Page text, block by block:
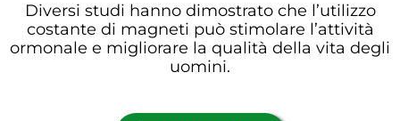
Diversi studi hanno dimostrato che l’utilizzo
costante di magneti può stimolare l’attività
ormonale e migliorare la qualità della vita degli
uomini.